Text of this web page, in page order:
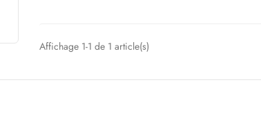
Affichage 1-1 de 1 article(s)